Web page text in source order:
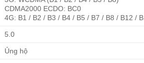
CDMA2000 ECDO: BC0
4G: B1 / B2 / B3 / B4 / B5 / B7 / B8 / B12 /
5.0
Ủng hộ